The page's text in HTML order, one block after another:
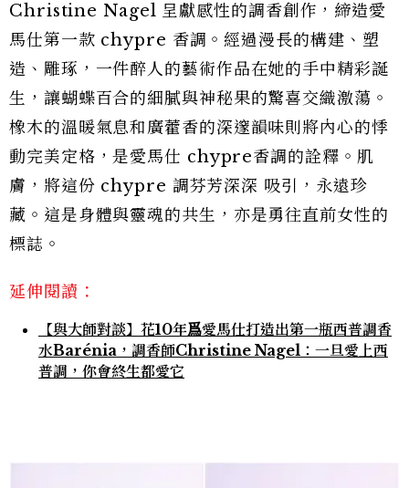
Christine Nagel 呈獻感性的調香創作，締造愛
馬仕第一款 chypre 香調。經過漫長的構建、塑
造、雕琢，一件醉人的藝術作品在她的手中精彩誕
生，讓蝴蝶百合的細膩與神秘果的驚喜交織激蕩。
橡木的溫暖氣息和廣藿香的深邃韻味則將內心的悸
動完美定格，是愛馬仕 chypre香調的詮釋。肌
膚，將這份 chypre 調芬芳深深 吸引，永遠珍
藏。這是身體與靈魂的共生，亦是勇往直前女性的
標誌。
延伸閱讀：
【與大師對談】花10年爲愛馬仕打造出第一瓶西普調香
水Barénia，調香師Christine Nagel：一旦愛上西
普調，你會終生都愛它